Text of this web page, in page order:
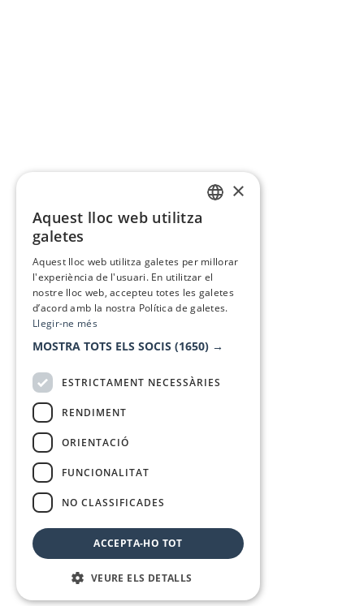
×
Aquest lloc web utilitza
galetes
Aquest lloc web utilitza galetes per millorar
l'experiència de l'usuari. En utilitzar el
nostre lloc web, accepteu totes les galetes
d’acord amb la nostra Política de galetes.
Llegir-ne més
MOSTRA TOTS ELS SOCIS (1650) →
ESTRICTAMENT NECESSÀRIES
RENDIMENT
ORIENTACIÓ
FUNCIONALITAT
NO CLASSIFICADES
ACCEPTA-HO TOT
VEURE ELS DETALLS